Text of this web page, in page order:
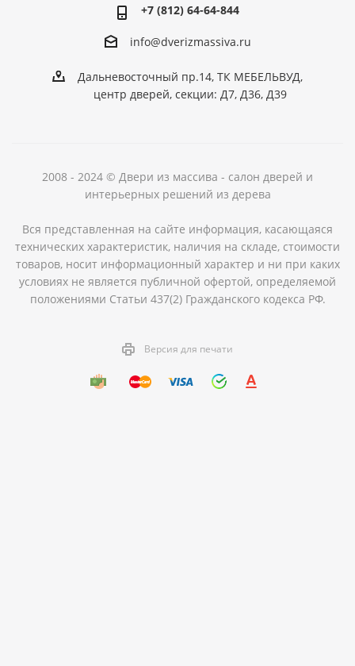
+7 (812) 64-64-844
info@dverizmassiva.ru
Дальневосточный пр.14, ТК МЕБЕЛЬВУД,
центр дверей, секции: Д7, Д36, Д39
2008 - 2024 © Двери из массива - салон дверей и
интерьерных решений из дерева
Вся представленная на сайте информация, касающаяся
технических характеристик, наличия на складе, стоимости
товаров, носит информационный характер и ни при каких
условиях не является публичной офертой, определяемой
положениями Статьи 437(2) Гражданского кодекса РФ.
Версия для печати